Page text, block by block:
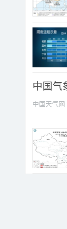
中国气
中国天气网